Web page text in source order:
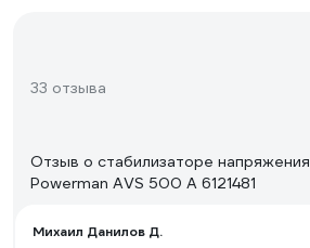
33 отзыва
Отзыв о стабилизаторе напряжения
Powerman AVS 500 A 6121481
Михаил Данилов Д.